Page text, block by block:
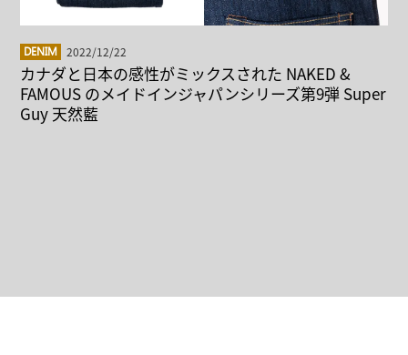
DENIM 2022/12/22
カナダと日本の感性がミックスされた NAKED &
FAMOUS のメイドインジャパンシリーズ第9弾 Super
Guy 天然藍